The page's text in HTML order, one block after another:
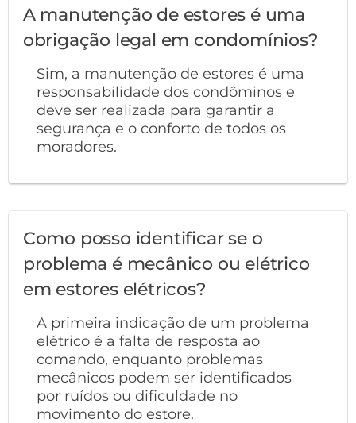
A manutenção de estores é uma
obrigação legal em condomínios?
Sim, a manutenção de estores é uma
responsabilidade dos condôminos e
deve ser realizada para garantir a
segurança e o conforto de todos os
moradores.
Como posso identificar se o
problema é mecânico ou elétrico
em estores elétricos?
A primeira indicação de um problema
elétrico é a falta de resposta ao
comando, enquanto problemas
mecânicos podem ser identificados
por ruídos ou dificuldade no
movimento do estore.